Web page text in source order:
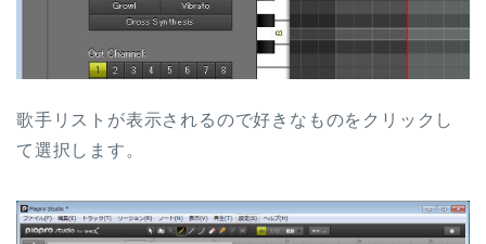
歌手リストが表示されるので好きなものをクリックし
て選択します。